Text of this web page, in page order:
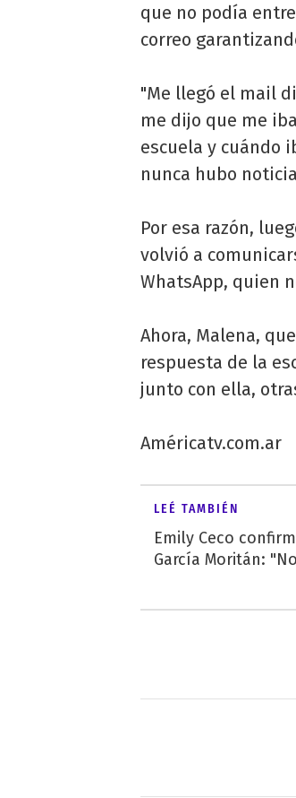
que no podía
correo
"Me llegó el mail
me dijo que me
escuela y cuándo
nunca hubo
Por esa razón,
volvió a
WhatsApp, quien
Ahora, Malena,
respuesta de la
junto con ella,
Américatv.com.ar
LEÉ TAMBIÉN
Emily Ceco
García Moritán: